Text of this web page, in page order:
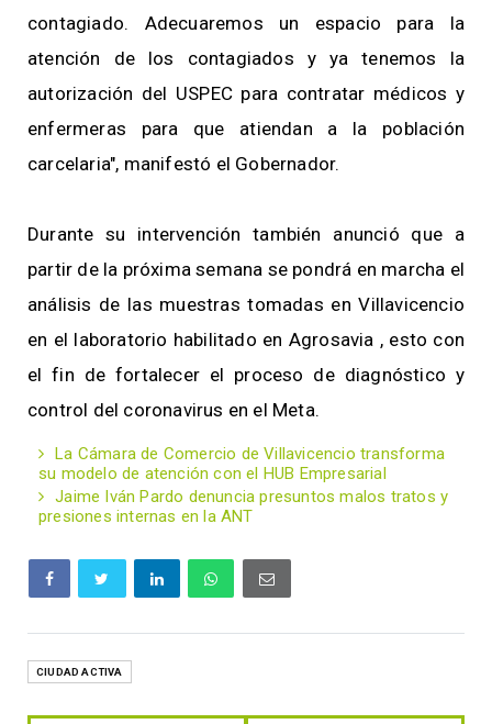
contagiado. Adecuaremos un espacio para la
atención de los contagiados y ya tenemos la
autorización del USPEC para contratar médicos y
enfermeras para que atiendan a la población
carcelaria", manifestó el Gobernador.
Durante su intervención también anunció que a
partir de la próxima semana se pondrá en marcha el
análisis de las muestras tomadas en Villavicencio
en el laboratorio habilitado en Agrosavia , esto con
el fin de fortalecer el proceso de diagnóstico y
control del coronavirus en el Meta.
La Cámara de Comercio de Villavicencio transforma
su modelo de atención con el HUB Empresarial
Jaime Iván Pardo denuncia presuntos malos tratos y
presiones internas en la ANT
CIUDAD ACTIVA